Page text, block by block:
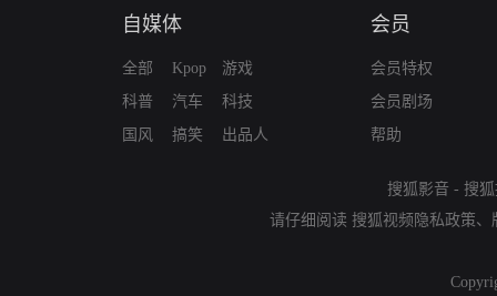
自媒体
全部
科普
国风
Kpop
汽车
搞笑
游戏
科技
出品人
会员
会员特权
会员剧场
帮助
搜狐影音 - 搜
请仔细阅读 搜狐视频隐私政策、